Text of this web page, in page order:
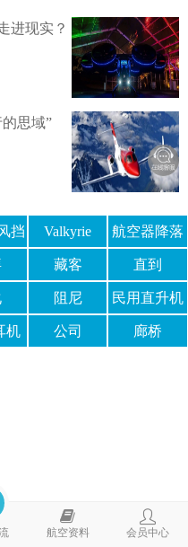
进现实？
思域”
挡 Valkyrie 航空器降落
伞
藏客 直到
阻尼 民用直升机
机 公司 廊桥
航空资料 会员中心